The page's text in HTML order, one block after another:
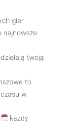
gier
najnowsze
twoją
to
w
każdy